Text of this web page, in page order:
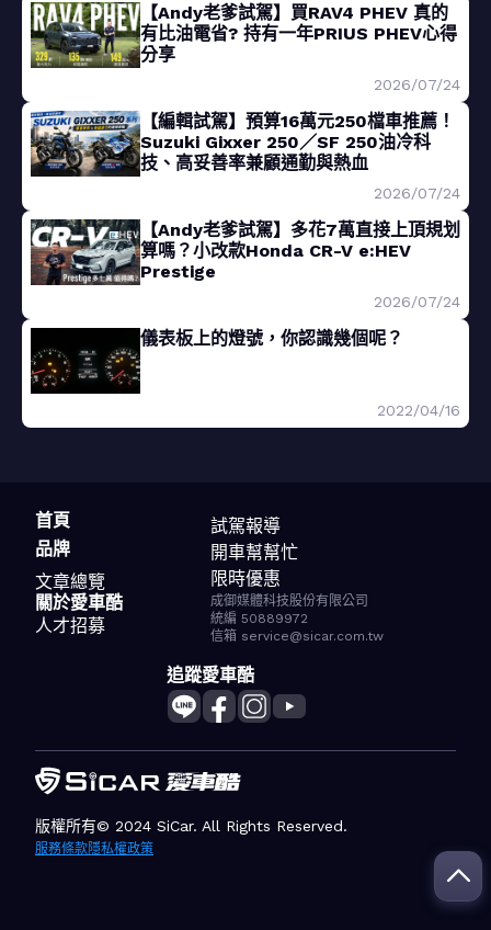
【Andy老爹試駕】買RAV4 PHEV 真的
有比油電省? 持有一年PRIUS PHEV心得
分享
2026/07/24
【編輯試駕】預算16萬元250檔車推薦！
Suzuki Gixxer 250／SF 250油冷科
技、高妥善率兼顧通勤與熱血
2026/07/24
【Andy老爹試駕】多花7萬直接上頂規划
算嗎？小改款Honda CR-V e:HEV
Prestige
2026/07/24
儀表板上的燈號，你認識幾個呢？
2022/04/16
首頁
品牌
文章總覽
試駕報導
開車幫幫忙
限時優惠
關於愛車酷
人才招募
成御媒體科技股份有限公司
統編 50889972
信箱 service@sicar.com.tw
追蹤愛車酷
版權所有© 2024 SiCar. All Rights Reserved.
服務條款隱私權政策